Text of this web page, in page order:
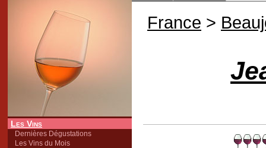
Les Vins
Dernières Dégustations
Les Vins du Mois
France >